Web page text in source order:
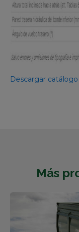
Descargar
Más